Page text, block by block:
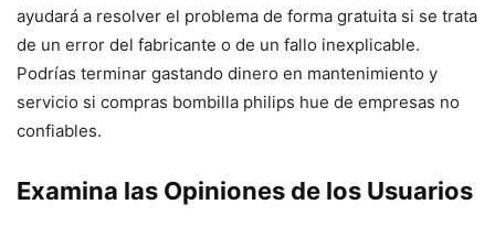
ayudará a resolver el problema de forma gratuita si se trata
de un error del fabricante o de un fallo inexplicable.
Podrías terminar gastando dinero en mantenimiento y
servicio si compras bombilla philips hue de empresas no
confiables.
Examina las Opiniones de los Usuarios